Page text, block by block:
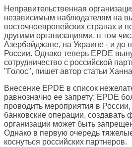
Неправительственная
независимым наблюдателям на
восточноевропейских странах и
другими организациями, в том
Азербайджане, на Украине - и до
России. Однако теперь EPDE
сотрудничество с российской
"Голос", пишет автор статьи
Внесение EPDE в список
равнозначно ее запрету: EPDE
проводить мероприятия в
банковские операции,
организации может быть
Однако в первую очередь
коснуться российских партнеров.